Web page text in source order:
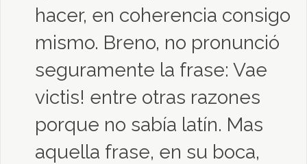
hacer, en coherencia consigo
mismo. Breno, no pronunció
seguramente la frase: Vae
victis! entre otras razones
porque no sabía latín. Mas
aquella frase, en su boca,